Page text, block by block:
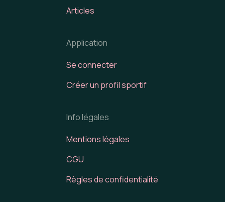
Articles
Application
Se connecter
Créer un profil sportif
Info légales
Mentions légales
CGU
Règles de confidentialité